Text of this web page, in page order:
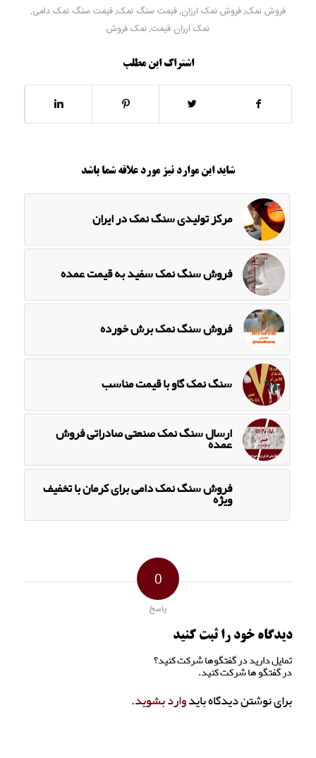
فروش نمک, فروش نمک ارزان, قیمت سنگ نمک, قیمت سنگ نمک دامی,
نمک ارزان قیمت, نمک فروش
اشتراک این مطلب
شاید این موارد نیز مورد علاقه شما باشد
مرکز تولیدی سنگ نمک در ایران
فروش سنگ نمک سفید به قیمت عمده
فروش سنگ نمک برش خورده
سنگ نمک گاو با قیمت مناسب
ارسال سنگ نمک صنعتی صادراتی فروش
عمده
فروش سنگ نمک دامی برای کرمان با تخفیف
ویژه
0
پاسخ
دیدگاه خود را ثبت کنید
تمایل دارید در گفتگوها شرکت کنید؟
در گفتگو ها شرکت کنید.
برای نوشتن دیدگاه بایدوارد بشوید.